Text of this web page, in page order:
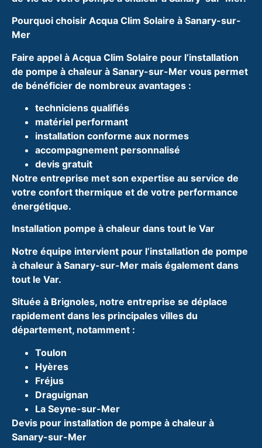
Pourquoi choisir Acqua Clim Solaire à Sanary-sur-
Mer
Faire appel à Acqua Clim Solaire pour l’installation
de pompe à chaleur à Sanary-sur-Mer vous permet
de bénéficier de nombreux avantages :
techniciens qualifiés
matériel performant
installation conforme aux normes
accompagnement personnalisé
devis gratuit
Notre entreprise met son expertise au service de
votre confort thermique et de votre performance
énergétique.
Installation pompe à chaleur dans tout le Var
Notre équipe intervient pour l’installation de pompe
à chaleur à Sanary-sur-Mer mais également dans
tout le Var.
Située à Brignoles, notre entreprise se déplace
rapidement dans les principales villes du
département, notamment :
Toulon
Hyères
Fréjus
Draguignan
La Seyne-sur-Mer
Devis pour installation de pompe à chaleur à
Sanary-sur-Mer